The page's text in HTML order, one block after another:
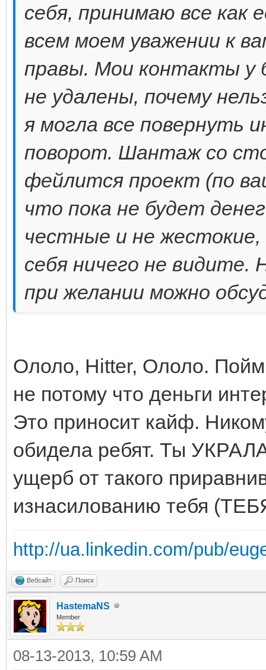
себя, принимаю все как
всем моем уважении к
правы. Мои контакты у
не удалены, почему
я могла все повернуть
поворот. Шантаж со
фейлится проект (по
что пока не будет
честные и не жестокие,
себя ничего не
при желании можно
Ололо, Hitter, Ололо.
не потому что деньги
Это приносит кайф.
обидела ребят. Ты
ущерб от такого
изнасилованию тебя
http://ua.linkedin.com/pub/
Вебсайт Поиск
HastemaNS
Member
08-13-2013, 10:59 AM